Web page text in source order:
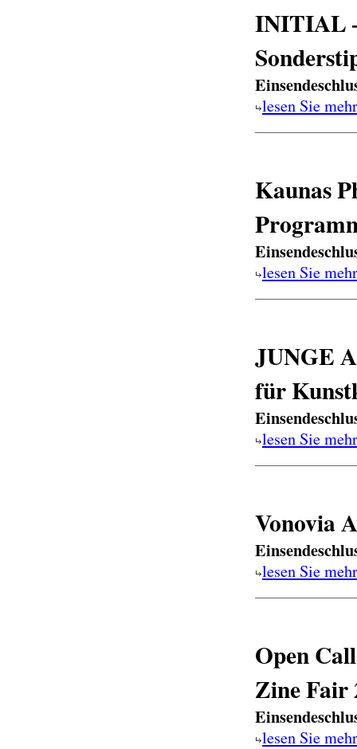
INITIAL
lesen Sie mehr
Kaunas
lesen Sie mehr
JUNGE
für
lesen Sie mehr
Vonovia
lesen Sie mehr
Open
Zine Fair
lesen Sie mehr